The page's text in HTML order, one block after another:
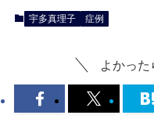
宇多真理子 症例
よかった